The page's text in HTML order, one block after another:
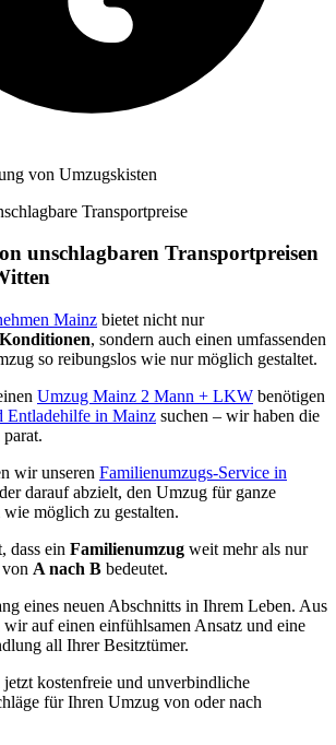
von Umzugskisten
Transportpreise
unschlagbaren Transportpreisen
Mainz bietet nicht nur
, sondern auch einen umfassenden
so reibungslos wie nur möglich gestaltet.
Umzug Mainz 2 Mann + LKW benötigen
Entladehilfe in Mainz suchen – wir haben die
wir unseren Familienumzugs-Service in
darauf abzielt, den Umzug für ganze
möglich zu gestalten.
dass ein Familienumzug weit mehr als nur
A nach B bedeutet.
eines neuen Abschnitts in Ihrem Leben. Aus
wir auf einen einfühlsamen Ansatz und eine
all Ihrer Besitztümer.
kostenfreie und unverbindliche
für Ihren Umzug von oder nach